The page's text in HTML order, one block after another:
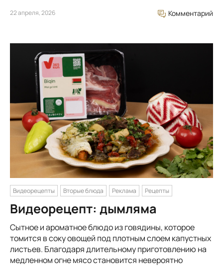
22 апреля, 2026 Комментарий
Видеорецепты Вторые блюда Реклама Рецепты
Видеорецепт: дымляма
Сытное и ароматное блюдо из говядины, которое
томится в соку овощей под плотным слоем капустных
листьев. Благодаря длительному приготовлению на
медленном огне мясо становится невероятно